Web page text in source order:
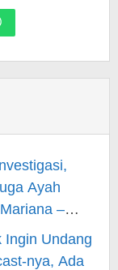
Ayah
–
Ingin Undang
nya, Ada